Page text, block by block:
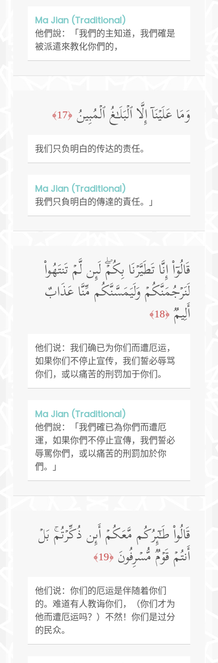
Ma Jian (Traditional)
他們說：「我們的主知道，我們確是
被派遣來教化你們的，
وَمَا عَلَیۡنَاۤ إِلَّا ٱلۡبَلَـٰغُ ٱلۡمُبِینُ ﴿17﴾
我们只负明白的传达的责任。
Ma Jian (Traditional)
我們只負明白的傳達的責任。」
قَالُوۤا۟ إِنَّا تَطَیَّرۡنَا بِكُمۡۖ لَىِٕن لَّمۡ تَنتَهُوا۟
لَنَرۡجُمَنَّكُمۡ وَلَیَمَسَّنَّكُم مِّنَّا عَذَابٌ
أَلِیمࣱ ﴿18﴾
他们说：我们确已为你们而遭厄运，
如果你们不停止宣传，我们誓必辱骂
你们，或以痛苦的刑罚加于你们。
Ma Jian (Traditional)
他們說：「我們確已為你們而遭厄
運，如果你們不停止宣傳，我們誓必
辱罵你們，或以痛苦的刑罰加於你
們。」
قَالُوا۟ طَـٰۤىِٕرُكُم مَّعَكُمۡ أَىِٕن ذُكِّرۡتُمۚ بَلۡ
أَنتُمۡ قَوۡمࣱ مُّسۡرِفُونَ ﴿19﴾
他们说：你们的厄运是伴随着你们
的。难道有人教诲你们，（你们才为
他而遭厄运吗？）不然！你们是过分
的民众。